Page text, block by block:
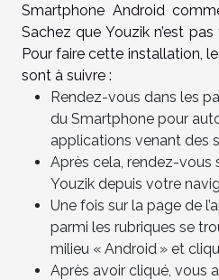
Smartphone Android
Sachez que Youzik n’est
Pour faire cette installation,
sont à suivre :
Rendez-vous dans les
du Smartphone pour
applications venant des
Après cela, rendez-vous
Youzik depuis votre
Une fois sur la page de
parmi les rubriques se
milieu « Android » et
Après avoir cliqué, vous